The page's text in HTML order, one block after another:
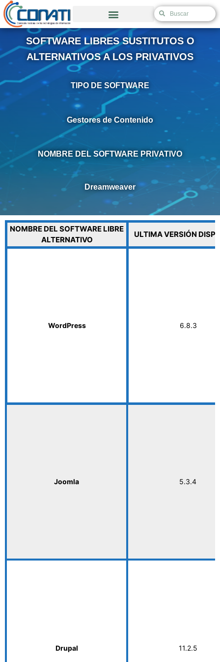
al
contenido
S
e
r
c
S
e
r
c
h
SOFTWARE LIBRES SUSTITUTOS O
ALTERNATIVOS A LOS PRIVATIVOS
TIPO DE SOFTWARE
Gestores de Contenido
NOMBRE DEL SOFTWARE PRIVATIVO
Dreamweaver
NOMBRE DEL SOFTWARE LIBRE
ALTERNATIVO
ULTIMA VERSIÓN
WordPress 6.8.3
Joomla 5.3.4
Drupal 11.2.5